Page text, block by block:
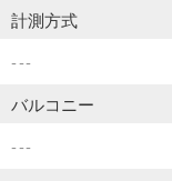
計測方式
---
バルコニー
---